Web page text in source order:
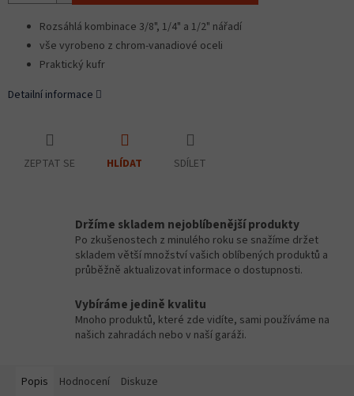
Rozsáhlá kombinace 3/8", 1/4" a 1/2" nářadí
vše vyrobeno z chrom-vanadiové oceli
Praktický kufr
Detailní informace
ZEPTAT SE HLÍDAT SDÍLET
Držíme skladem nejoblíbenější produkty
Po zkušenostech z minulého roku se snažíme držet
skladem větší množství vašich oblíbených produktů a
průběžně aktualizovat informace o dostupnosti.
Vybíráme jedině kvalitu
Mnoho produktů, které zde vidíte, sami používáme na
našich zahradách nebo v naší garáži.
Popis Hodnocení Diskuze